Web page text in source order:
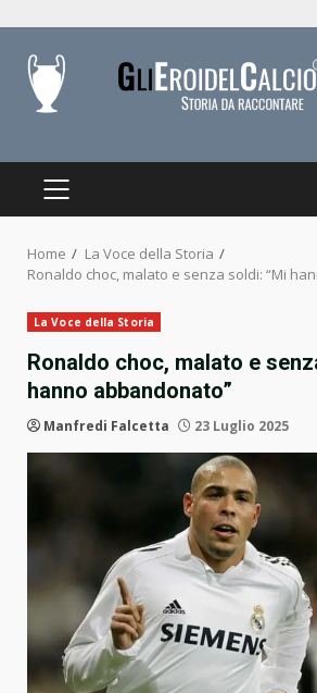
content
PRIMARY
Home
La Voce della Storia
Ronaldo choc, malato e senza soldi: “Mi
La Voce della Storia
Ronaldo choc, malato e
hanno abbandonato”
Manfredi Falcetta 23 Luglio 2025